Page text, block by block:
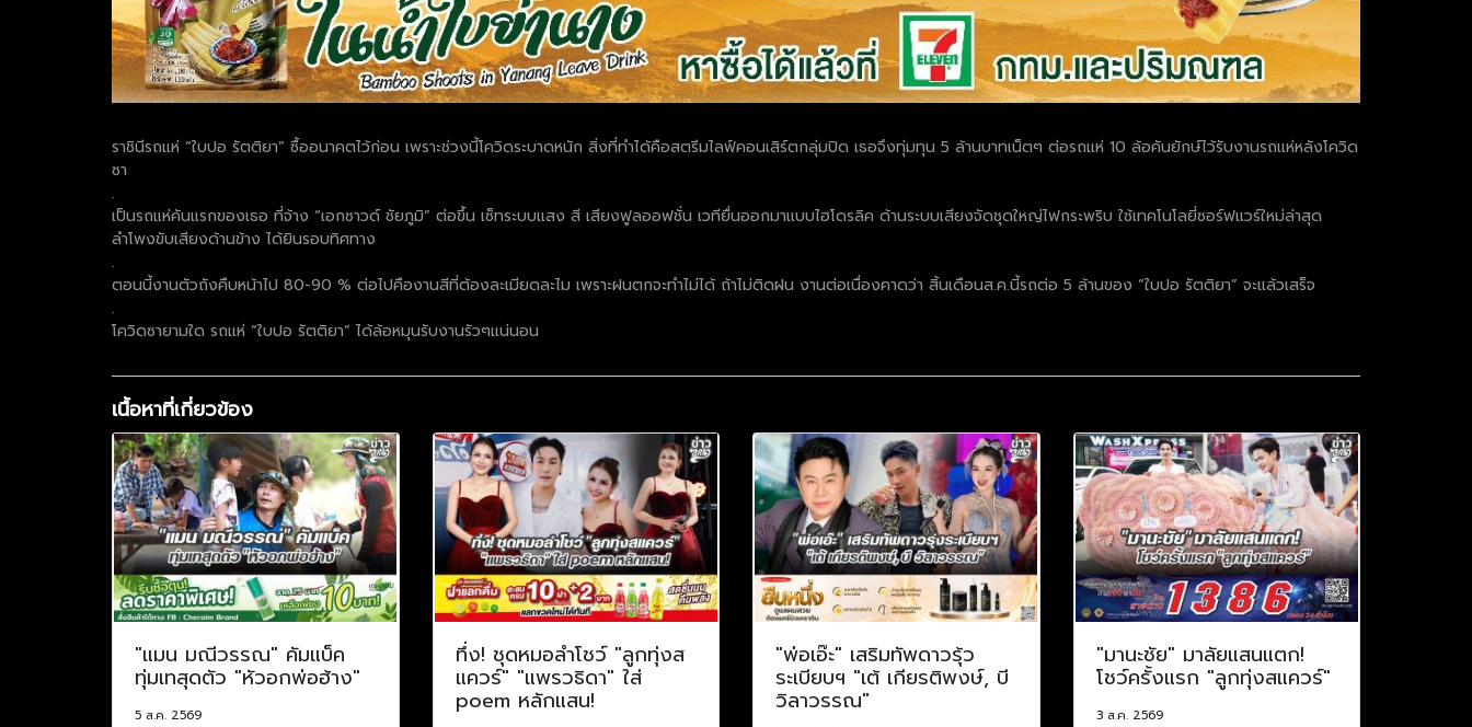
ราชินีรถแห่ “ใบปอ รัตติยา” ซื้ออนาคตไว้ก่อน เพราะช่วงนี้โควิดระบาดหนัก สิ่งที่ทำได้คือสตรีมไลฟ์คอนเสิร์ตกลุ่มปิด เธอจึงทุ่มทุน 5 ล้านบาทเน็ตๆ ต่อรถแห่ 10 ล้อคันยักษ์ไว้รับงานรถแห่หลังโควิด
ซา
.
เป็นรถแห่คันแรกของเธอ ที่จ้าง “เอกซาวด์ ชัยภูมิ” ต่อขึ้น เซ็ทระบบแสง สี เสียงฟูลออฟชั่น เวทียื่นออกมาแบบไฮโดรลิค ด้านระบบเสียงจัดชุดใหญ่ไฟกระพริบ ใช้เทคโนโลยี่ซอร์ฟแวร์ใหม่ล่าสุด
ลำโพงขับเสียงด้านข้าง ได้ยินรอบทิศทาง
.
ตอนนี้งานตัวถังคืบหน้าไป 80-90 % ต่อไปคืองานสีที่ต้องละเมียดละไม เพราะฝนตกจะทำไม่ได้ ถ้าไม่ติดฝน งานต่อเนื่องคาดว่า สิ้นเดือนส.ค.นี้รถต่อ 5 ล้านของ “ใบปอ รัตติยา” จะแล้วเสร็จ
.
โควิดซายามใด รถแห่ “ใบปอ รัตติยา” ได้ล้อหมุนรับงานรัวๆแน่นอน
เนื้อหาที่เกี่ยวข้อง
"แมน มณีวรรณ" คัมแบ็ค
ทุ่มเทสุดตัว "หัวอกพ่อฮ้าง"
5 ส.ค. 2569
ทึ่ง! ชุดหมอลำโชว์ "ลูกทุ่งส
แควร์" "แพรวธิดา" ใส่
poem หลักแสน!
"พ่อเอ๊ะ" เสริมทัพดาวรุ้ว
ระเบียบฯ "เต้ เกียรติพงษ์, บี
วิลาวรรณ"
"มานะชัย" มาลัยแสนแตก!
โชว์ครั้งแรก "ลูกทุ่งสแควร์"
3 ส.ค. 2569